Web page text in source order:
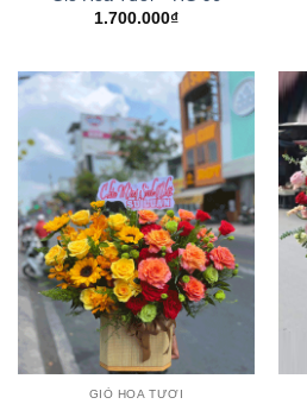
1.700.000₫
GIỎ HOA TƯƠI